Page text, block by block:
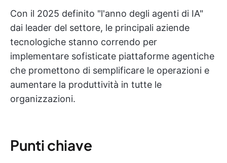
Con il 2025 definito "l'anno degli agenti di IA"
dai leader del settore, le principali aziende
tecnologiche stanno correndo per
implementare sofisticate piattaforme agentiche
che promettono di semplificare le operazioni e
aumentare la produttività in tutte le
organizzazioni.
Punti chiave